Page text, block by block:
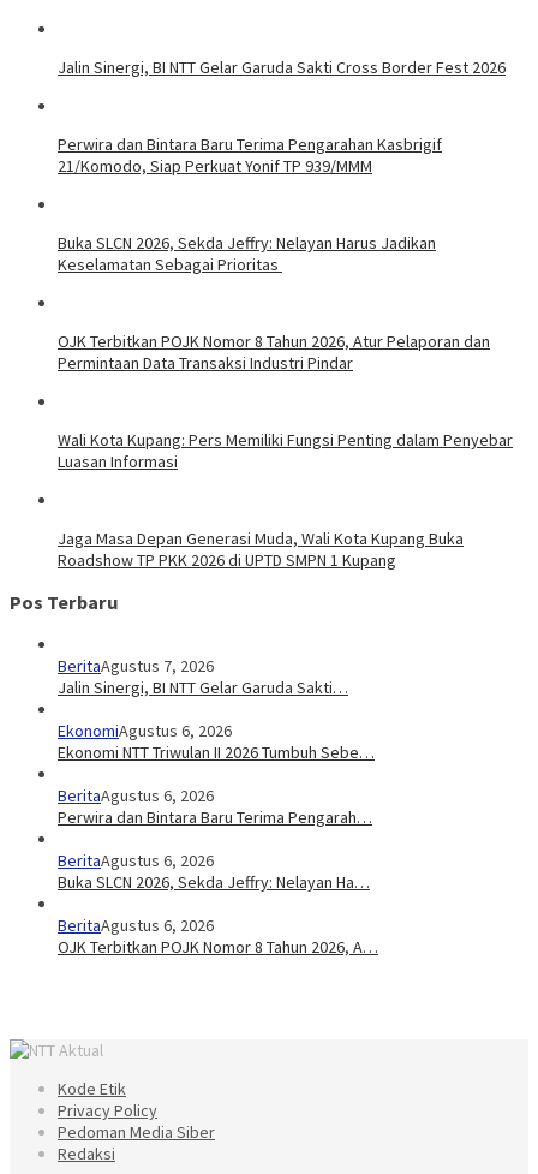
Jalin Sinergi, BI NTT Gelar Garuda Sakti Cross Border Fest 2026
Perwira dan Bintara Baru Terima Pengarahan Kasbrigif
21/Komodo, Siap Perkuat Yonif TP 939/MMM
Buka SLCN 2026, Sekda Jeffry: Nelayan Harus Jadikan
Keselamatan Sebagai Prioritas
OJK Terbitkan POJK Nomor 8 Tahun 2026, Atur Pelaporan dan
Permintaan Data Transaksi Industri Pindar
Wali Kota Kupang: Pers Memiliki Fungsi Penting dalam Penyebar
Luasan Informasi
Jaga Masa Depan Generasi Muda, Wali Kota Kupang Buka
Roadshow TP PKK 2026 di UPTD SMPN 1 Kupang
Pos Terbaru
BeritaAgustus 7, 2026
Jalin Sinergi, BI NTT Gelar Garuda Sakti…
EkonomiAgustus 6, 2026
Ekonomi NTT Triwulan II 2026 Tumbuh Sebe…
BeritaAgustus 6, 2026
Perwira dan Bintara Baru Terima Pengarah…
BeritaAgustus 6, 2026
Buka SLCN 2026, Sekda Jeffry: Nelayan Ha…
BeritaAgustus 6, 2026
OJK Terbitkan POJK Nomor 8 Tahun 2026, A…
Kode Etik
Privacy Policy
Pedoman Media Siber
Redaksi